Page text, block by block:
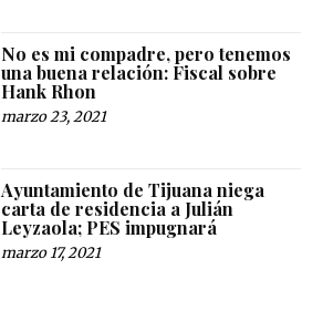
No es mi compadre, pero tenemos
una buena relación: Fiscal sobre
Hank Rhon
marzo 23, 2021
Ayuntamiento de Tijuana niega
carta de residencia a Julián
Leyzaola; PES impugnará
marzo 17, 2021